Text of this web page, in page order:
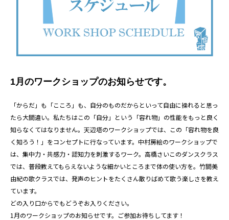
1月のワークショップのお知らせです。
「からだ」も「こころ」も、自分のものだからといって自由に操れると思っ
たら大間違い。私たちはこの「自分」という「容れ物」の性能をもっと良く
知らなくてはなりません。天辺塔のワークショップでは、この「容れ物を良
く知ろう！」をコンセプトに行なっています。中村房絵のワークショップで
は、集中力・共感力・認知力を刺激するワーク。高橋さいこのダンスクラス
では、普段教えてもらえないような細かいところまで体の使い方を。竹間美
由紀の歌クラスでは、発声のヒントをたくさん散りばめて歌う楽しさを教え
ています。
どの入り口からでもどうぞお入りください。
1月のワークショップのお知らせです。ご参加お待ちしてます！